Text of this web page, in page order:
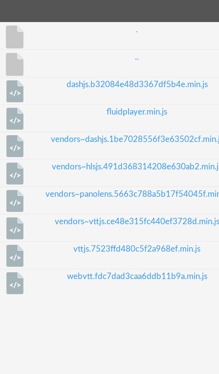
.
..
dashjs.b32084e48d3367df5b4e.min.js
fluidplayer.min.js
vendors~vttjs.ce48e315fc440ef3728d.min.js
vttjs.7523ffd480c5f2a968ef.min.js
webvtt.fdc7dad3caa6ddb11b9a.min.js